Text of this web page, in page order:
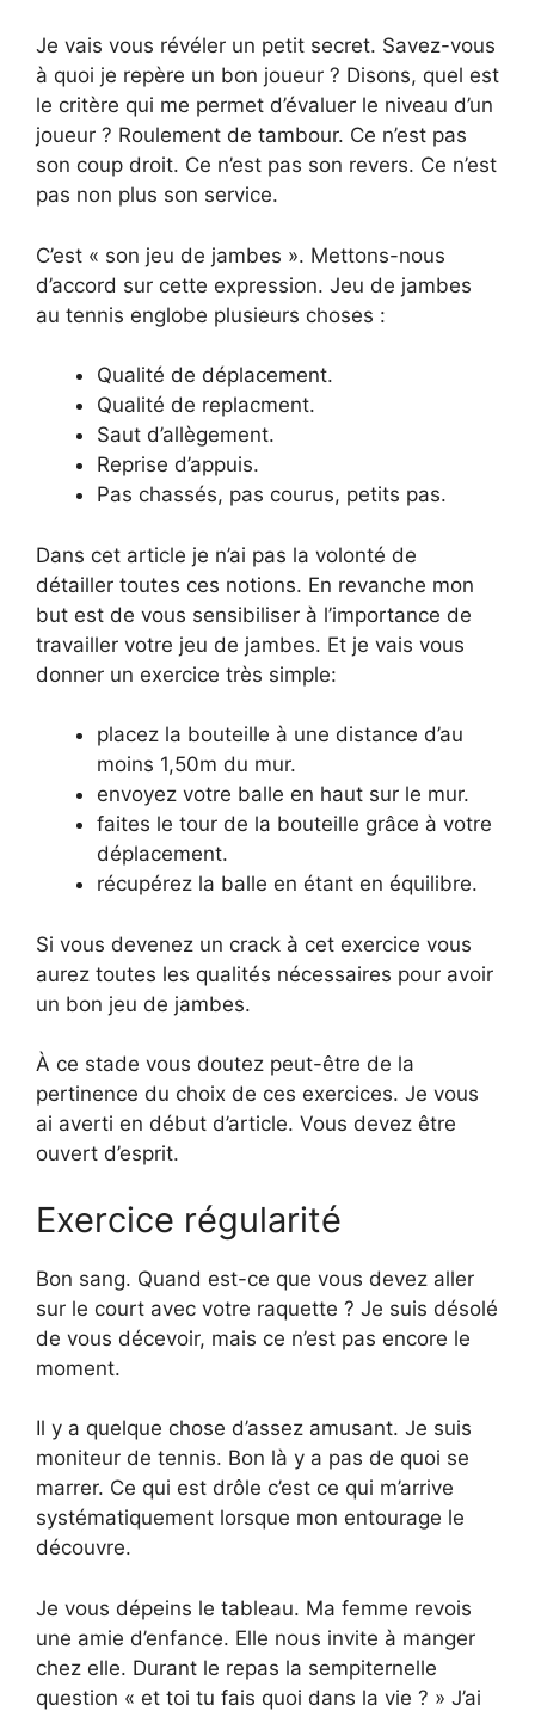
Je vais vous révéler un petit secret. Savez-vous
à quoi je repère un bon joueur ? Disons, quel est
le critère qui me permet d’évaluer le niveau d’un
joueur ? Roulement de tambour. Ce n’est pas
son coup droit. Ce n’est pas son revers. Ce n’est
pas non plus son service.
C’est « son jeu de jambes ». Mettons-nous
d’accord sur cette expression. Jeu de jambes
au tennis englobe plusieurs choses :
Qualité de déplacement.
Qualité de replacment.
Saut d’allègement.
Reprise d’appuis.
Pas chassés, pas courus, petits pas.
Dans cet article je n’ai pas la volonté de
détailler toutes ces notions. En revanche mon
but est de vous sensibiliser à l’importance de
travailler votre jeu de jambes. Et je vais vous
donner un exercice très simple:
placez la bouteille à une distance d’au
moins 1,50m du mur.
envoyez votre balle en haut sur le mur.
faites le tour de la bouteille grâce à votre
déplacement.
récupérez la balle en étant en équilibre.
Si vous devenez un crack à cet exercice vous
aurez toutes les qualités nécessaires pour avoir
un bon jeu de jambes.
À ce stade vous doutez peut-être de la
pertinence du choix de ces exercices. Je vous
ai averti en début d’article. Vous devez être
ouvert d’esprit.
Exercice régularité
Bon sang. Quand est-ce que vous devez aller
sur le court avec votre raquette ? Je suis désolé
de vous décevoir, mais ce n’est pas encore le
moment.
Il y a quelque chose d’assez amusant. Je suis
moniteur de tennis. Bon là y a pas de quoi se
marrer. Ce qui est drôle c’est ce qui m’arrive
systématiquement lorsque mon entourage le
découvre.
Je vous dépeins le tableau. Ma femme revois
une amie d’enfance. Elle nous invite à manger
chez elle. Durant le repas la sempiternelle
question « et toi tu fais quoi dans la vie ? » J’ai